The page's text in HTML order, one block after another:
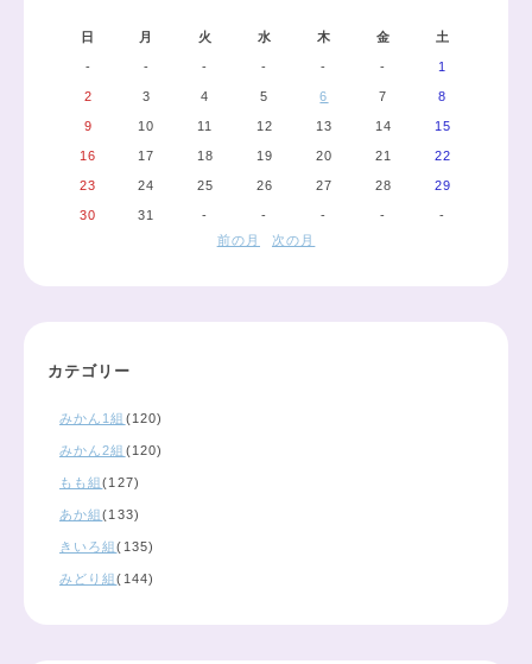
日 月 火 水 木 金 土
- - - - - - 1
2 3 4 5 6 7 8
9 10 11 12 13 14 15
16 17 18 19 20 21 22
23 24 25 26 27 28 29
30 31 - - - -
-
前の月
次の月
カテゴリー
みかん1組 (120)
みかん2組 (120)
もも組(127)
あか組(133)
きいろ組(135)
みどり組(144)